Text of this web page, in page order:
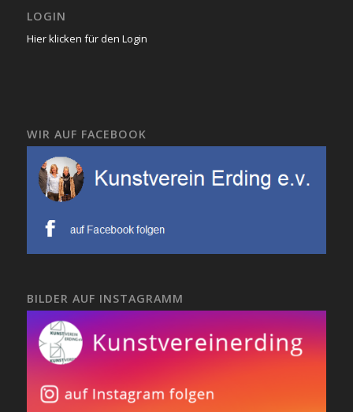
LOGIN
Hier klicken für den Login
WIR AUF FACEBOOK
BILDER AUF INSTAGRAMM